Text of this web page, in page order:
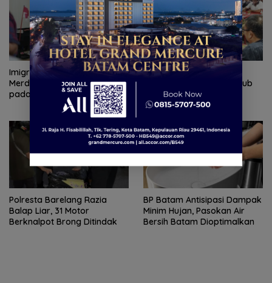
Imigrasi Batam gelar Paspor
Merdeka bagi 204 pemohon
pada akhir pekan
Arungi Laut Malam Demi
Sahabat Pers, Duet Wagub
Kepri dan Kadis PUPP
Hebohkan Meja Domino
Polresta Barelang Razia
Balap Liar, 31 Motor
Berknalpot Brong Ditindak
BP Batam Antisipasi Dampak
Minim Hujan, Pasokan Air
Bersih Batam Dioptimalkan